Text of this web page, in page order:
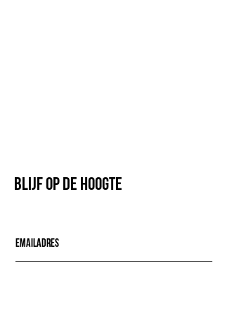
Blijf op de hoogte